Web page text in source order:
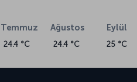
Temmuz
24.4 °C
Ağustos
24.4 °C
Eylül
25 °C